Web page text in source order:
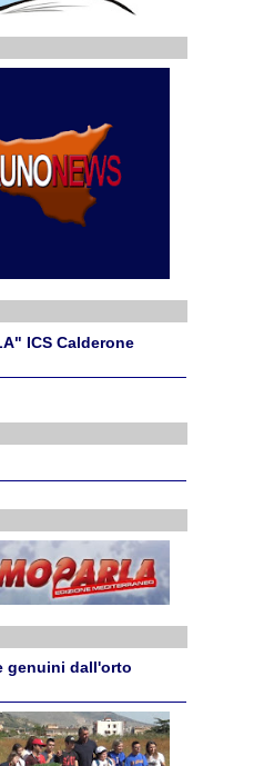
ICS Calderone
genuini dall'orto